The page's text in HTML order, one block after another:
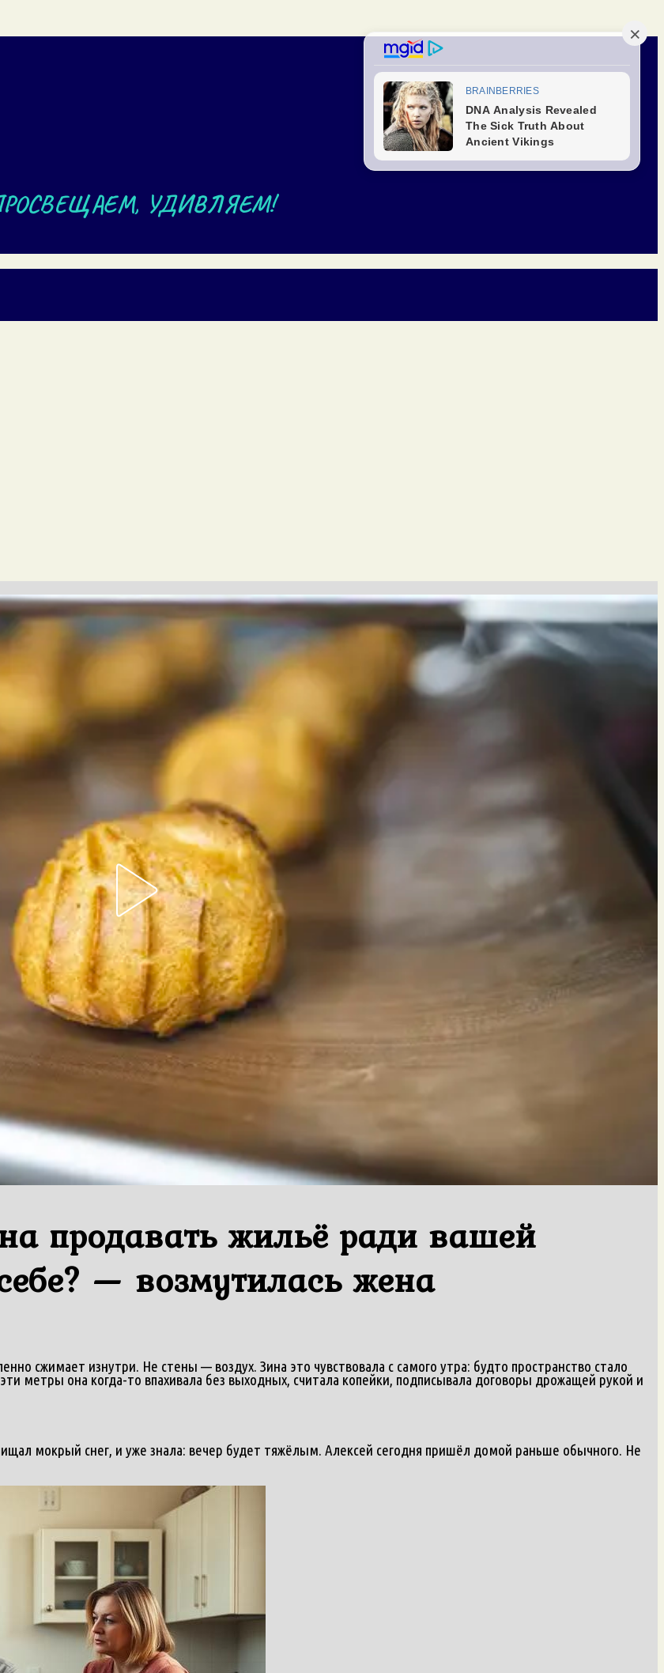
УДИВЛЯЕМ!
продавать жильё ради вашей
— возмутилась жена
сжимает изнутри. Не стены — воздух. Зина это чувствовала с самого утра: будто пространство стало
метры она когда-то впахивала без выходных, считала копейки, подписывала договоры дрожащей рукой и
мокрый снег, и уже знала: вечер будет тяжёлым. Алексей сегодня пришёл домой раньше обычного. Не